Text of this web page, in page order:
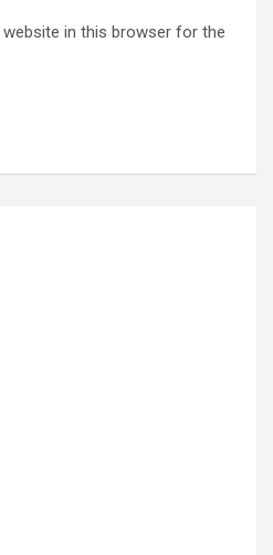
website in this browser for the